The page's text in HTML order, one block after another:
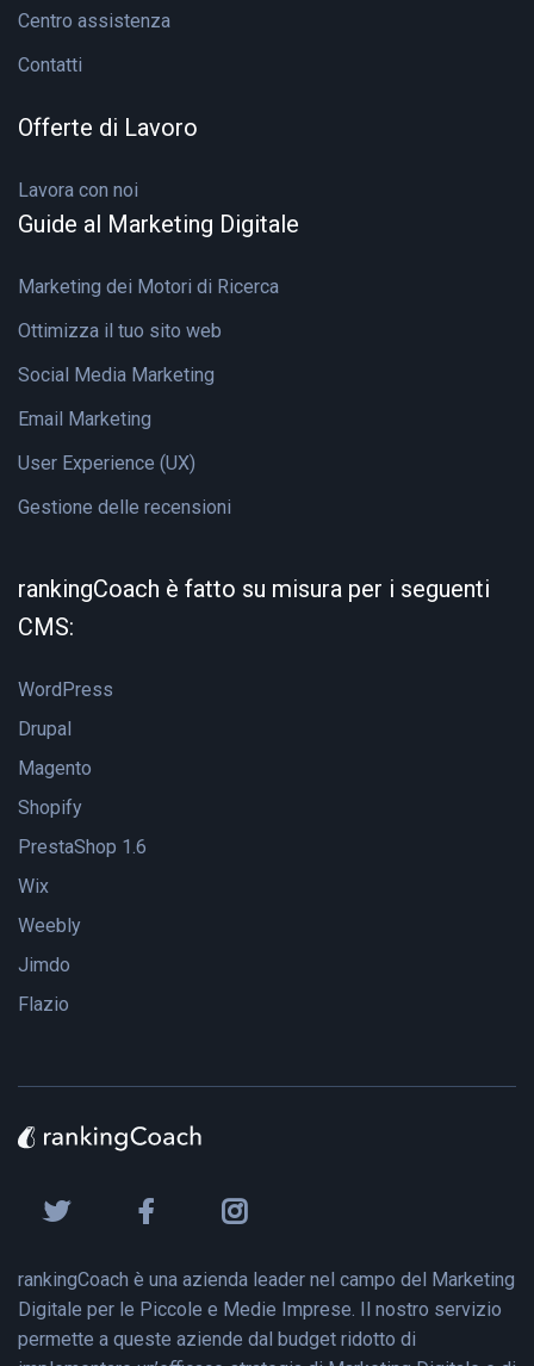
Centro assistenza
Contatti
Offerte di Lavoro
Lavora con noi
Guide al Marketing Digitale
Marketing dei Motori di Ricerca
Ottimizza il tuo sito web
Social Media Marketing
Email Marketing
User Experience (UX)
Gestione delle recensioni
rankingCoach è fatto su misura per i seguenti
CMS:
WordPress
Drupal
Magento
Shopify
PrestaShop 1.6
Wix
Weebly
Jimdo
Flazio
rankingCoach è una azienda leader nel campo del Marketing
Digitale per le Piccole e Medie Imprese. Il nostro servizio
permette a queste aziende dal budget ridotto di